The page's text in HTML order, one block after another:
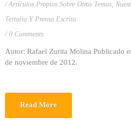
Artículos Propios Sobre Otros Temas,
Tertulia Y Prensa Escrita
0 Comments
Autor: Rafael Zurita Molina Publicado
de noviembre de 2012.
Read More